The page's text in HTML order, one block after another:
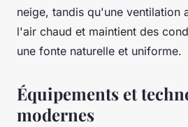
neige, tandis qu'une ventilation
l'air chaud et maintient des
une fonte naturelle et uniforme.
Équipements et
modernes